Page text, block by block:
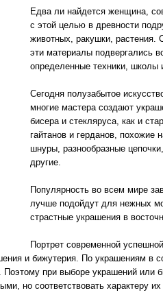
Едва ли найдется женщина,
с этой целью в древности
животных, ракушки, растения.
эти материалы подвергались
определенные техники,
Сегодня полузабытое
многие мастера создают
бисера и стекляруса, как и
гайтанов и герданов, похожие
шнуры, разнообразные
другие.
Популярность во всем мире
лучше подойдут для нежных
страстные украшения в
Портрет современной
и бижутерия. По украшениям в
Поэтому при выборе украшений
но соответствовать характеру